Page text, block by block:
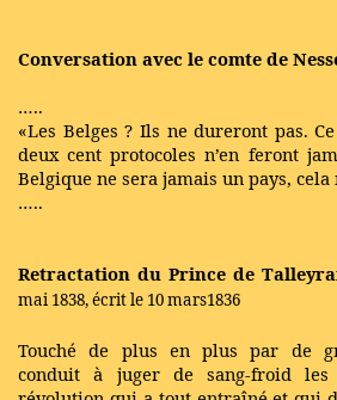
Conversation avec le comte de
…..
«Les Belges ? Ils ne dureront pas.
deux cent protocoles n’en feront
Belgique ne sera jamais un pays,
…..
Retractation du Prince de
mai 1838, écrit le 10 mars1836
Touché de plus en plus par de
conduit à juger de sang-froid les